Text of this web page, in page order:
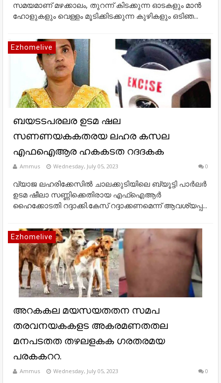
സമയമാണ് മഴക്കാലം, തുറന്ന് കിടക്കുന്ന ഓടകളും മാൻ
ഹോളുകളും വെള്ളം മൂടിക്കിടക്കുന്ന കുഴികളും ഒടിഞ...
Ezhomelive
ബയടടപരലര ഉടമ ഷല
സണണയകകതരയ ലഹര കസല
എഫഐആര ഹകകടത റദദകക
Ammus Wednesday, July 05, 2023 0
വ്യാജ ലഹരിക്കേസില്‍ ചാലക്കുടിയിലെ ബ്യൂട്ടി പാര്‍ലര്‍
ഉടമ ഷീലാ സണ്ണിക്കെതിരായ എഫ്ഐആര്‍
ഹൈക്കോടതി റദ്ദാക്കി.കേസ് റദ്ദാക്കണമെന്ന് ആവശ്യപ്പ...
Ezhomelive
അറകകല മയസയതതന സമപ
തരവനയകകളട അകരമണതതല
മനപടതത തഴലളകക ഗരതരമയ
പരകകററ.
Ammus Wednesday, July 05, 2023 0